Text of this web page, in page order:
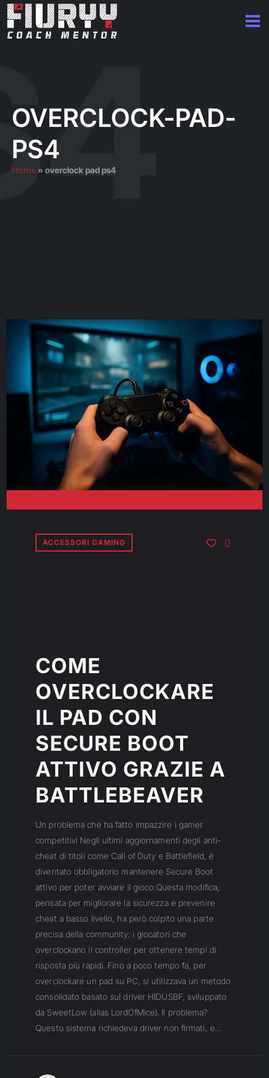
OVERCLOCK-PAD-
PS4
Home » overclock pad ps4
ACCESSORI GAMING
COME
OVERCLOCKARE
IL PAD CON
SECURE BOOT
ATTIVO GRAZIE A
BATTLEBEAVER
Un problema che ha fatto impazzire i gamer
competitivi Negli ultimi aggiornamenti degli anti-
cheat di titoli come Call of Duty e Battlefield, è
diventato obbligatorio mantenere Secure Boot
attivo per poter avviare il gioco.Questa modifica,
pensata per migliorare la sicurezza e prevenire
cheat a basso livello, ha però colpito una parte
precisa della community: i giocatori che
overclockano il controller per ottenere tempi di
risposta più rapidi. Fino a poco tempo fa, per
overclockare un pad su PC, si utilizzava un metodo
consolidato basato sul driver HIDUSBF, sviluppato
da SweetLow (alias LordOfMice). Il problema?
Questo sistema richiedeva driver non firmati, e…